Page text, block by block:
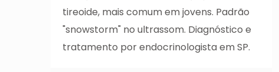
tireoide, mais comum em jovens. Padrão
"snowstorm" no ultrassom. Diagnóstico e
tratamento por endocrinologista em SP.